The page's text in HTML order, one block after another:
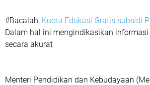
#Bacalah, Kuota Edukasi Gratis subsidi
Dalam hal ini mengindikasikan
secara akurat
Menteri Pendidikan dan Kebudayaan